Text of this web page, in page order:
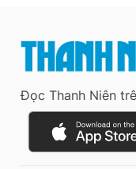
Đọc Thanh Niên